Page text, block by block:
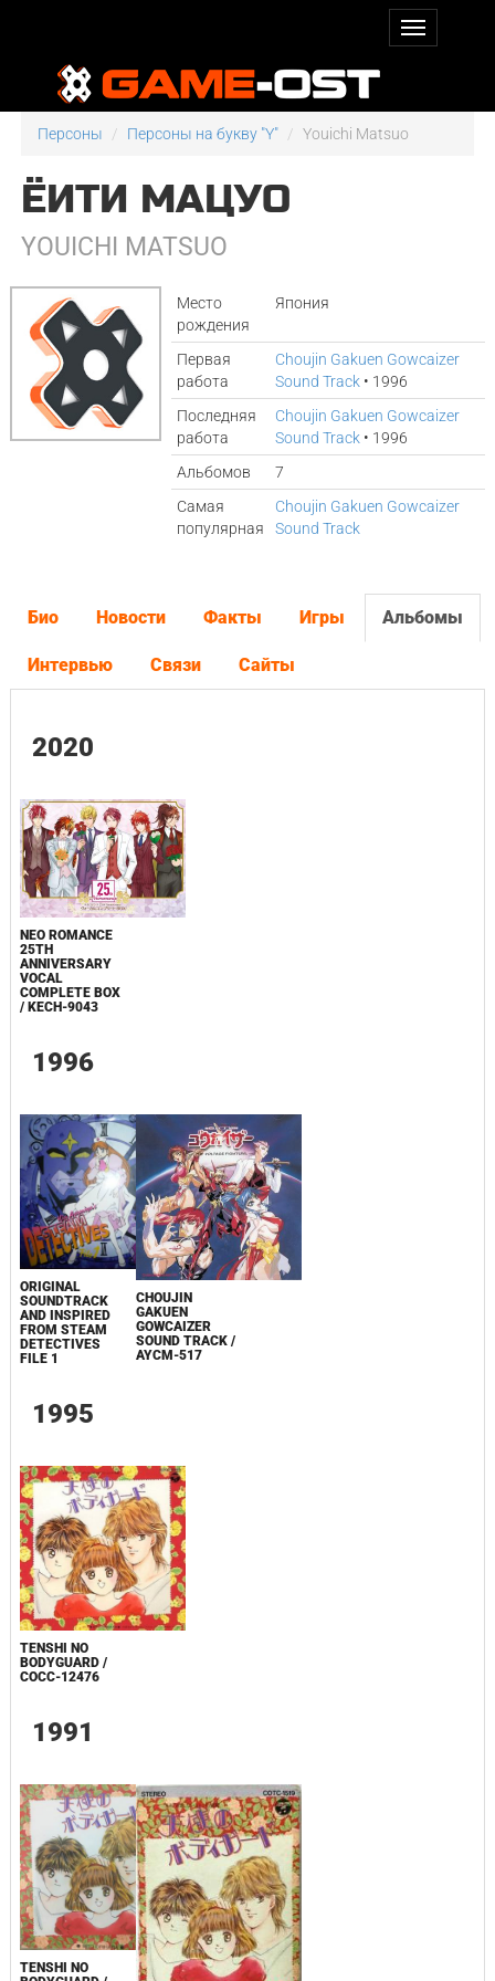
Персоны Персоны на букву "Y" Youichi Matsuo
ЁИТИ МАЦУО
YOUICHI MATSUO
Место
рождения
Япония
Первая
работа
Choujin Gakuen Gowcaizer
Sound Track • 1996
Последняя
работа
Choujin Gakuen Gowcaizer
Sound Track • 1996
Альбомов
7
Самая
популярная
Choujin Gakuen Gowcaizer
Sound Track
Био Новости Факты Игры Альбомы
Интервью Связи Сайты
2020
NEO ROMANCE
25TH
ANNIVERSARY
VOCAL
COMPLETE BOX
/ KECH-9043
1996
ORIGINAL
SOUNDTRACK
AND INSPIRED
FROM STEAM
DETECTIVES
FILE 1
CHOUJIN
GAKUEN
GOWCAIZER
SOUND TRACK /
AYCM-517
1995
TENSHI NO
BODYGUARD /
COCC-12476
1991
TENSHI NO